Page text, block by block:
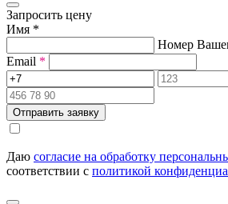
Запросить цену
Имя *
Номер
Email *
Отправить заявку
Даю согласие на обработку
соответствии с политикой